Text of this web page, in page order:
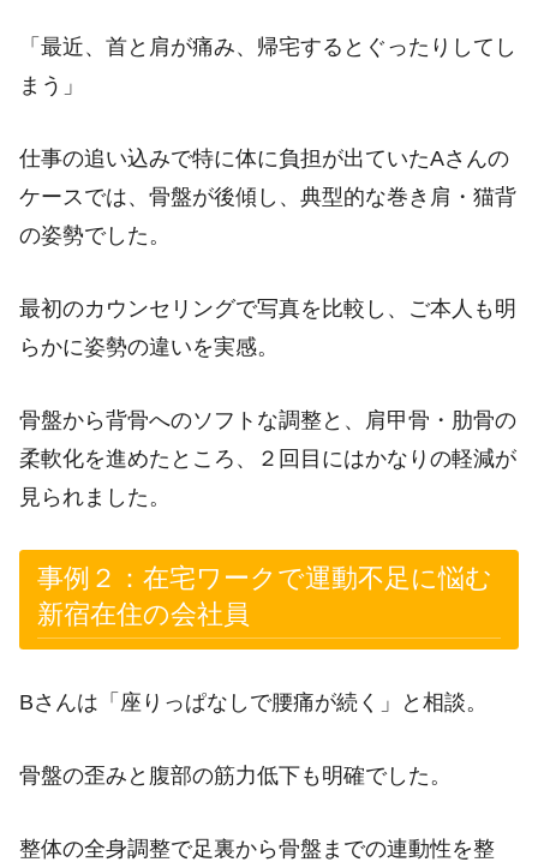
「最近、首と肩が痛み、帰宅するとぐったりしてし
まう」
仕事の追い込みで特に体に負担が出ていたAさんの
ケースでは、骨盤が後傾し、典型的な巻き肩・猫背
の姿勢でした。
最初のカウンセリングで写真を比較し、ご本人も明
らかに姿勢の違いを実感。
骨盤から背骨へのソフトな調整と、肩甲骨・肋骨の
柔軟化を進めたところ、２回目にはかなりの軽減が
見られました。
事例２：在宅ワークで運動不足に悩む
新宿在住の会社員
Bさんは「座りっぱなしで腰痛が続く」と相談。
骨盤の歪みと腹部の筋力低下も明確でした。
整体の全身調整で足裏から骨盤までの連動性を整